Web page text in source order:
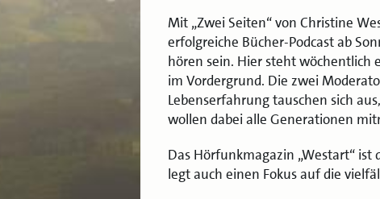
Mit „Zwei Seiten“ von Christine
erfolgreiche Bücher-Podcast ab
hören sein. Hier steht wöchentlich
im Vordergrund. Die zwei
Lebenserfahrung tauschen sich
wollen dabei alle Generationen
Das Hörfunkmagazin „Westart“
legt auch einen Fokus auf die